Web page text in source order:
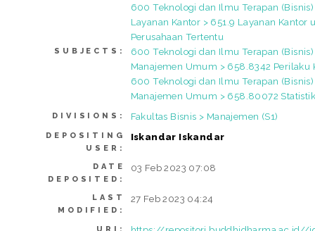
SUBJECTS:
600 Teknologi dan Ilmu Terapan (Bisnis)
Layanan Kantor > 651.9 Layanan Kantor
Perusahaan Tertentu
600 Teknologi dan Ilmu Terapan
Manajemen Umum > 658.8342 Perilaku
600 Teknologi dan Ilmu Terapan
Manajemen Umum > 658.80072
DIVISIONS: Fakultas Bisnis > Manajemen (S1)
DEPOSITING
USER:
Iskandar Iskandar
DATE
DEPOSITED:
03 Feb 2023 07:08
LAST
MODIFIED:
27 Feb 2023 04:24
URI: